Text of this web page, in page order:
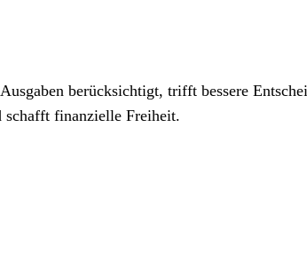
berücksichtigt, trifft bessere
schafft finanzielle Freiheit.